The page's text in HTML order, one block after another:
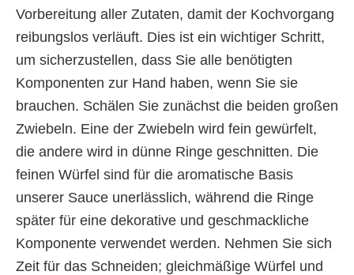
Vorbereitung aller Zutaten, damit der Kochvorgang
reibungslos verläuft. Dies ist ein wichtiger Schritt,
um sicherzustellen, dass Sie alle benötigten
Komponenten zur Hand haben, wenn Sie sie
brauchen. Schälen Sie zunächst die beiden großen
Zwiebeln. Eine der Zwiebeln wird fein gewürfelt,
die andere wird in dünne Ringe geschnitten. Die
feinen Würfel sind für die aromatische Basis
unserer Sauce unerlässlich, während die Ringe
später für eine dekorative und geschmackliche
Komponente verwendet werden. Nehmen Sie sich
Zeit für das Schneiden; gleichmäßige Würfel und